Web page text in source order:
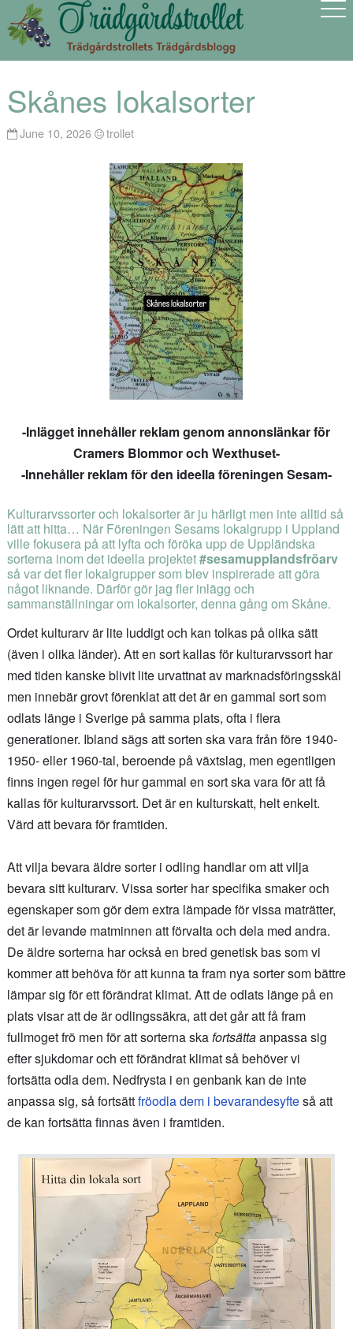
Skånes lokalsorter
June 10, 2026 trollet
-Inlägget innehåller reklam genom annonslänkar för
Cramers Blommor och Wexthuset-
-Innehåller reklam för den ideella föreningen Sesam-
Kulturarvssorter och lokalsorter är ju härligt men inte alltid så
lätt att hitta… När Föreningen Sesams lokalgrupp i Uppland
ville fokusera på att lyfta och föröka upp de Uppländska
sorterna inom det ideella projektet#sesamupplandsfröarv
så var det fler lokalgrupper som blev inspirerade att göra
något liknande. Därför gör jag fler inlägg och
sammanställningar om lokalsorter, denna gång om Skåne.
Ordet kulturarv är lite luddigt och kan tolkas på olika sätt
(även i olika länder). Att en sort kallas för kulturarvssort har
med tiden kanske blivit lite urvattnat av marknadsföringsskäl
men innebär grovt förenklat att det är en gammal sort som
odlats länge i Sverige på samma plats, ofta i flera
generationer. Ibland sägs att sorten ska vara från före 1940-
1950- eller 1960-tal, beroende på växtslag, men egentligen
finns ingen regel för hur gammal en sort ska vara för att få
kallas för kulturarvssort. Det är en kulturskatt, helt enkelt.
Värd att bevara för framtiden.
Att vilja bevara äldre sorter i odling handlar om att vilja
bevara sitt kulturarv. Vissa sorter har specifika smaker och
egenskaper som gör dem extra lämpade för vissa maträtter,
det är levande matminnen att förvalta och dela med andra.
De äldre sorterna har också en bred genetisk bas som vi
kommer att behöva för att kunna ta fram nya sorter som bättre
lämpar sig för ett förändrat klimat. Att de odlats länge på en
plats visar att de är odlingssäkra, att det går att få fram
fullmoget frö men för att sorterna skafortsättaanpassa sig
efter sjukdomar och ett förändrat klimat så behöver vi
fortsätta odla dem. Nedfrysta i en genbank kan de inte
anpassa sig, så fortsättfröodla dem i bevarandesyfteså att
de kan fortsätta finnas även i framtiden.